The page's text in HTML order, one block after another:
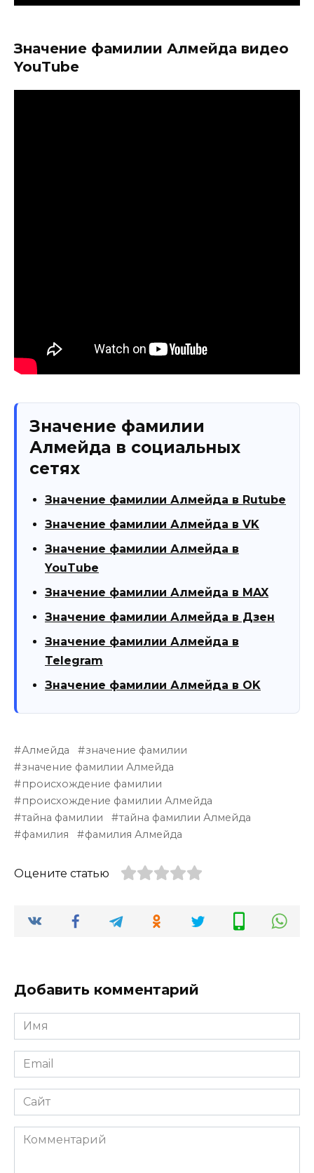
Значение фамилии Алмейда видео
YouTube
Значение фамилии
Алмейда в социальных
сетях
Значение фамилии Алмейда в Rutube
Значение фамилии Алмейда в VK
Значение фамилии Алмейда в
YouTube
Значение фамилии Алмейда в MAX
Значение фамилии Алмейда в Дзен
Значение фамилии Алмейда в
Telegram
Значение фамилии Алмейда в OK
Алмейда
значение фамилии
значение фамилии Алмейда
происхождение фамилии
происхождение фамилии Алмейда
тайна фамилии
тайна фамилии Алмейда
фамилия
фамилия Алмейда
Оцените статью
Добавить комментарий
Имя
*
Email
*
Сайт
Комментарий